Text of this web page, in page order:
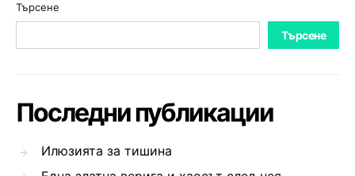
Търсене
Търсене
Последни публикации
Илюзията за тишина